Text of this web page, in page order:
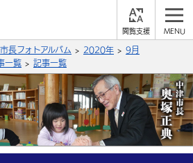
支
背景色
青 白
文字の大きさ
標準 縮小
YouTube
市長フォトアルバム 2020年
9月
一覧 記事一覧